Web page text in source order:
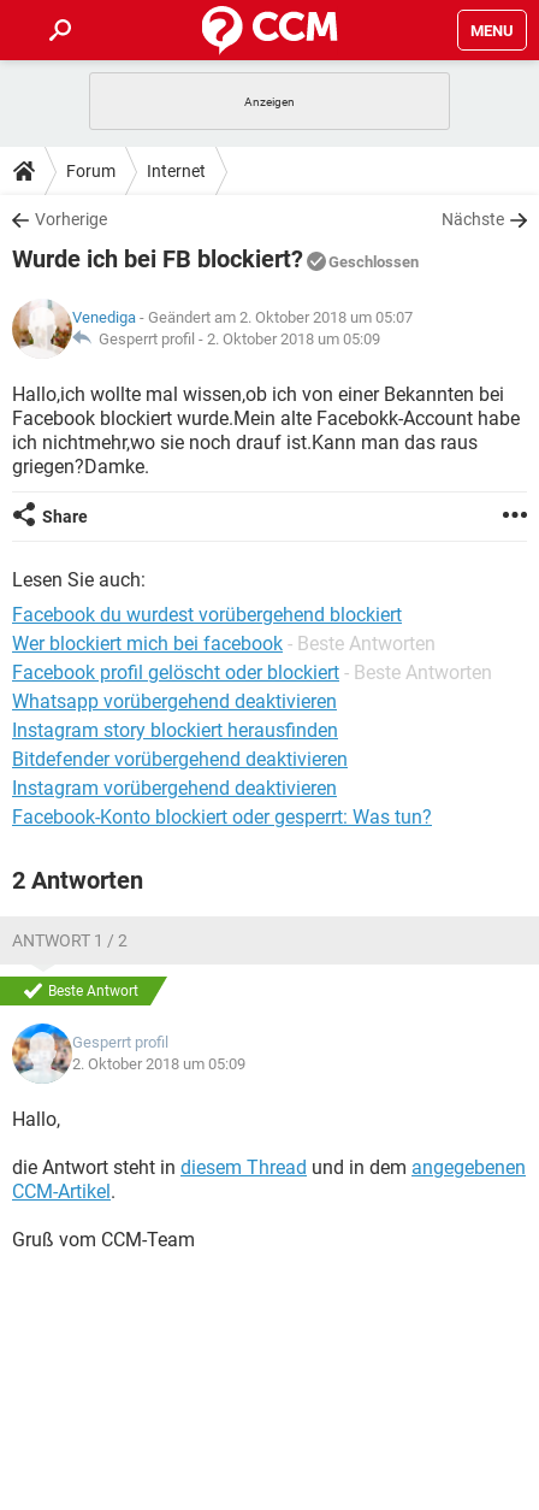
MENU
ANDROID
WINDOWS 10
WHATSAPP TIKTOK
FACEBOOK
TIPPS & TRICKS
SPIELE
WHATSAPP TIKTOK
DOWNLOADS
SPIELE STREAMING
ANDROID
WINDOWS 10 INSTAGRAM
WHATSAPP TIKTOK
FACEBOOK HARDWARE
SPIELE STREAMING
WINDOWS 10 INSTAGRAM
WHATSAPP TIKTOK
LEXIKON
SPIELE STREAMING
ANDROID IOS
WINDOWS 10
WHATSAPP
Forum Internet
Vorherige Nächste
Wurde ich bei FB blockiert? Geschlossen
Venediga - Geändert am 2. Oktober 2018 um 05:07
Gesperrt profil - 2. Oktober 2018 um 05:09
Hallo,ich wollte mal wissen,ob ich von einer Bekannten bei
Facebook blockiert wurde.Mein alte Facebokk-Account habe
ich nichtmehr,wo sie noch drauf ist.Kann man das raus
griegen?Damke.
Share
Lesen Sie auch:
Facebook du wurdest vorübergehend blockiert
Wer blockiert mich bei facebook - Beste Antworten
Facebook profil gelöscht oder blockiert - Beste Antworten
Whatsapp vorübergehend deaktivieren
Instagram story blockiert herausfinden
Bitdefender vorübergehend deaktivieren
Instagram vorübergehend deaktivieren
Facebook-Konto blockiert oder gesperrt: Was tun?
2 Antworten
ANTWORT 1 / 2
Beste Antwort
Gesperrt profil
2. Oktober 2018 um 05:09
Hallo,
die Antwort steht in diesem Thread und in dem angegebenen
CCM-Artikel.
Gruß vom CCM-Team